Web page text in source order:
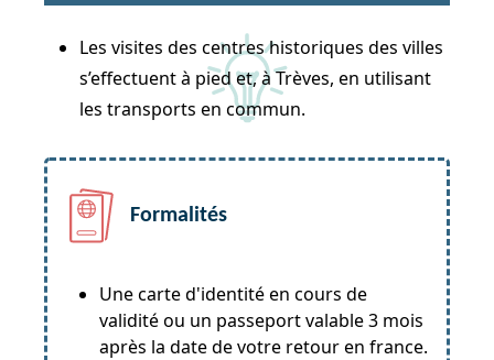
Les visites des centres historiques des villes
s’effectuent à pied et, à Trèves, en utilisant
les transports en commun.
Formalités
Une carte d'identité en cours de
validité ou un passeport valable 3 mois
après la date de votre retour en france.